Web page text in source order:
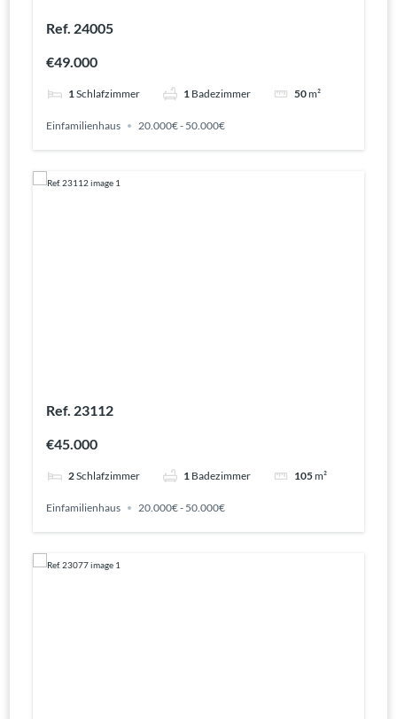
Ref. 24005
€49.000
1Schlafzimmer 1 Badezimmer 50m²
Einfamilienhaus 20.000€ - 50.000€
Ref. 23112
€45.000
2Schlafzimmer 1 Badezimmer 105m²
Einfamilienhaus 20.000€ - 50.000€